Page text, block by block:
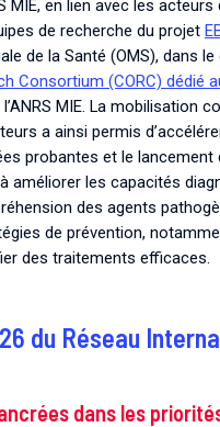
MIE, en lien avec les acteurs
de recherche du projet
de la Santé (OMS), dans le
Consortium (CORC) dédié
MIE. La mobilisation
a ainsi permis
probantes et le lancement
améliorer les capacités
des agents
de prévention,
des traitements efficaces.
du Réseau
dans les